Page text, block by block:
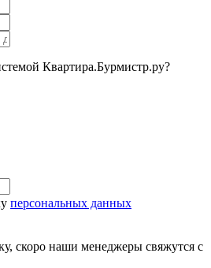
Квартира.Бурмистр.ру?
персональных данных
скоро наши менеджеры свяжутся с